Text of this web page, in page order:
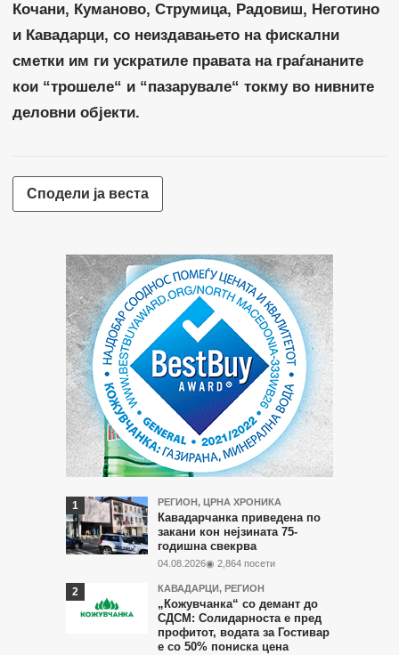
Кочани, Куманово, Струмица, Радовиш, Неготино
и Кавадарци, со неиздавањето на фискални
сметки им ги ускратиле правата на граѓананите
кои “трошеле“ и “пазарувале“ токму во нивните
деловни објекти.
Сподели ја веста
Најчитани
во
последните
7
дена
РЕГИОН, ЦРНА ХРОНИКА
Кавадарчанка приведена по
закани кон нејзината 75-
годишна свекрва
04.08.2026◉ 2,864 посети
КАВАДАРЦИ, РЕГИОН
„Кожувчанка“ со демант до
СДСМ: Солидарноста е пред
профитот, водата за Гостивар
е со 50% пониска цена